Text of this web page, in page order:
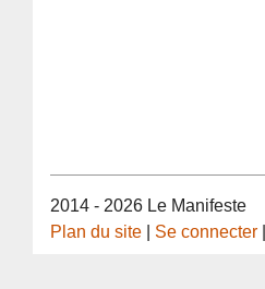
2014 - 2026 Le Manifeste
Plan du site
Se connecter